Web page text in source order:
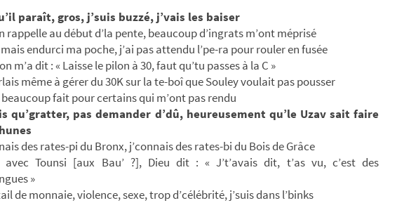
paraît, gros, j’suis buzzé, j’vais les baiser
rappelle au début d’la pente, beaucoup d’ingrats m’ont méprisé
endurci ma poche, j’ai pas attendu l’pe-ra pour rouler en fusée
m’a dit : « Laisse le pilon à 30, faut qu’tu passes à la C »
même à gérer du 30K sur la te-boî que Souley voulait pas pousser
beaucoup fait pour certains qui m’ont pas rendu
qu’gratter, pas demander d’dû, heureusement qu’le Uzav sait faire
des rates-pi du Bronx, j’connais des rates-bi du Bois de Grâce
avec Tounsi [aux Bau’ ?], Dieu dit : « J’t’avais dit, t’as vu, c’est des
»
de monnaie, violence, sexe, trop d’célébrité, j’suis dans l’binks